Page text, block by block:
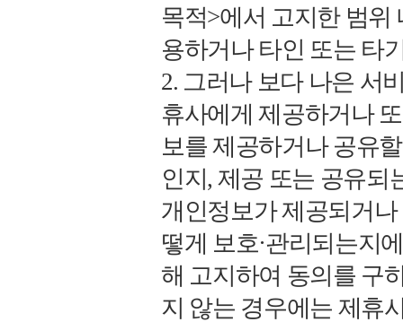
목적>에서 고지한 범위
용하거나 타인 또는 타
2. 그러나 보다 나은 서
휴사에게 제공하거나
보를 제공하거나 공유
인지, 제공 또는 공유되
개인정보가 제공되거
떻게 보호·관리되는지
해 고지하여 동의를 구
지 않는 경우에는 제휴